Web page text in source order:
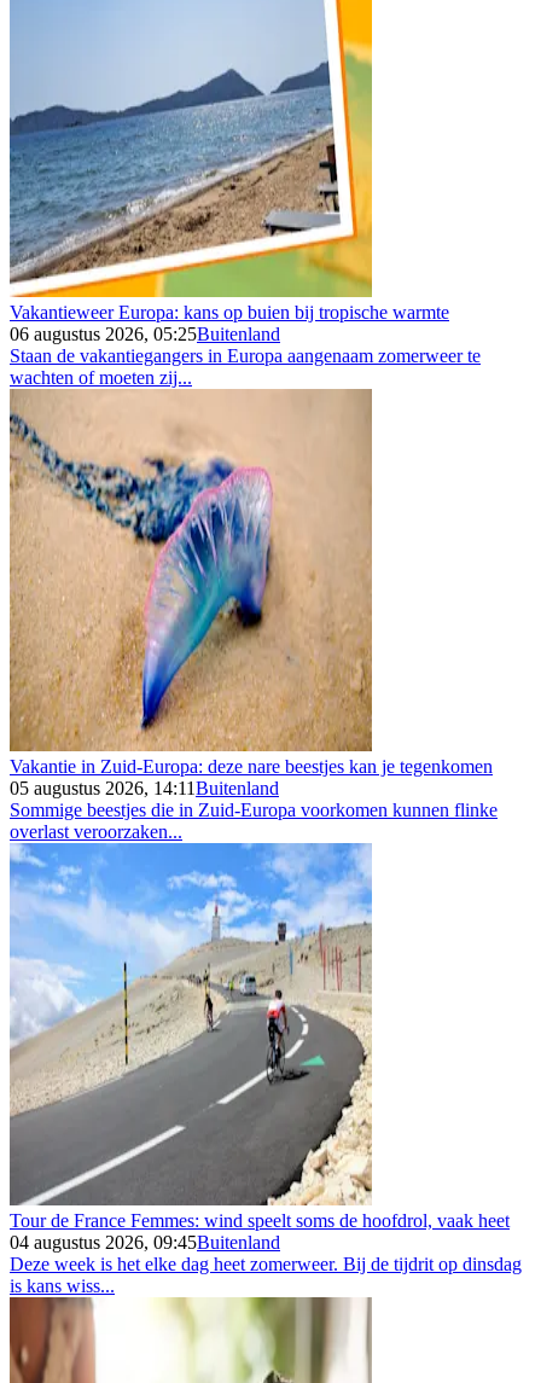
Vakantieweer Europa: kans op buien bij tropische warmte
06 augustus 2026, 05:25Buitenland
Staan de vakantiegangers in Europa aangenaam zomerweer te
wachten of moeten zij...
Vakantie in Zuid-Europa: deze nare beestjes kan je tegenkomen
05 augustus 2026, 14:11Buitenland
Sommige beestjes die in Zuid-Europa voorkomen kunnen flinke
overlast veroorzaken...
Tour de France Femmes: wind speelt soms de hoofdrol, vaak heet
04 augustus 2026, 09:45Buitenland
Deze week is het elke dag heet zomerweer. Bij de tijdrit op dinsdag
is kans wiss...